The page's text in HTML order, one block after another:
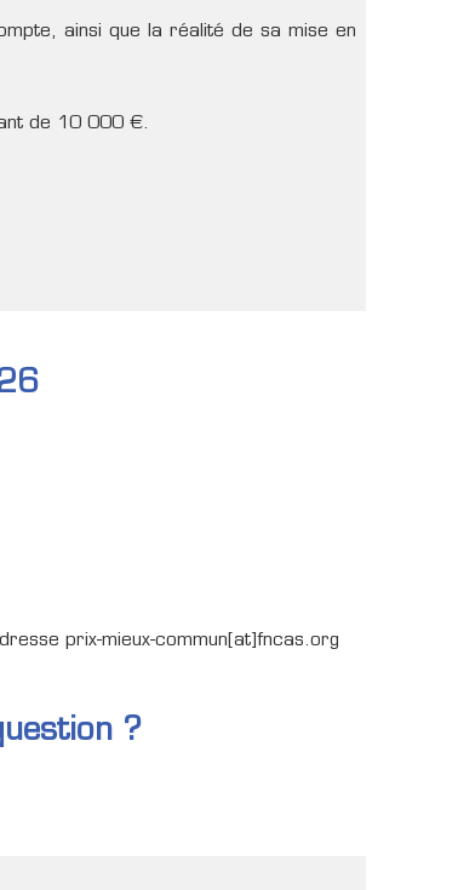
ainsi que la réalité de sa mise en
de 10 000 €.
prix-mieux-commun[at]fncas.org
?